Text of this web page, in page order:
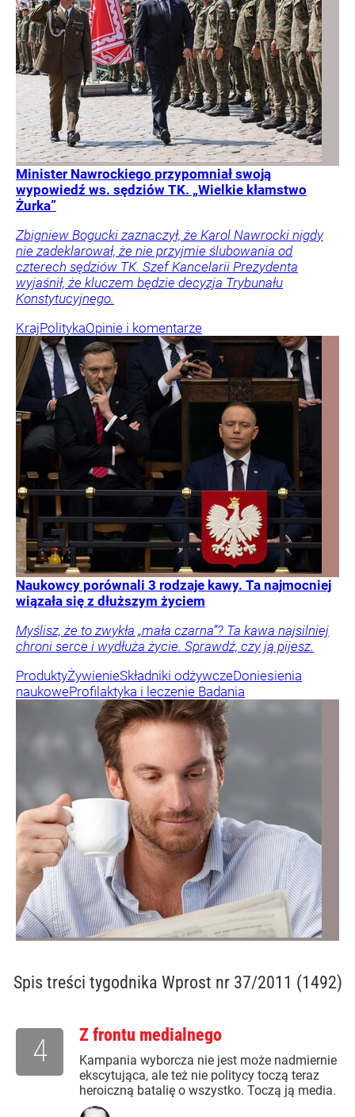
Minister Nawrockiego przypomniał swoją
wypowiedź ws. sędziów TK. „Wielkie kłamstwo
Żurka”
Zbigniew Bogucki zaznaczył, że Karol Nawrocki nigdy
nie zadeklarował, że nie przyjmie ślubowania od
czterech sędziów TK. Szef Kancelarii Prezydenta
wyjaśnił, że kluczem będzie decyzja Trybunału
Konstytucyjnego.
KrajPolitykaOpinie i komentarze
Naukowcy porównali 3 rodzaje kawy. Ta najmocniej
wiązała się z dłuższym życiem
Myślisz, że to zwykła „mała czarna”? Ta kawa najsilniej
chroni serce i wydłuża życie. Sprawdź, czy ją pijesz.
ProduktyŻywienieSkładniki odżywczeDoniesienia
naukoweProfilaktyka i leczenie Badania
Spis treści tygodnika Wprost nr 37/2011 (1492)
Z frontu medialnego
Kampania wyborcza nie jest może nadmiernie
ekscytująca, ale też nie politycy toczą teraz
heroiczną batalię o wszystko. Toczą ją media.
4